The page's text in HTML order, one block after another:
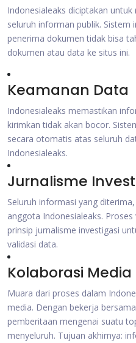
Indonesialeaks diciptakan
seluruh informan publik. Sistem
penerima dokumen tidak bisa
dokumen atau data ke situs ini.
Keamanan Data
Indonesialeaks memastikan
kirimkan tidak akan bocor.
secara otomatis atas seluruh
Indonesialeaks.
Jurnalisme
Seluruh informasi yang
anggota Indonesialeaks.
prinsip jurnalisme investigasi
validasi data.
Kolaborasi Media
Muara dari proses dalam
media. Dengan bekerja
pemberitaan mengenai suatu
menyeluruh. Tujuan akhirnya: